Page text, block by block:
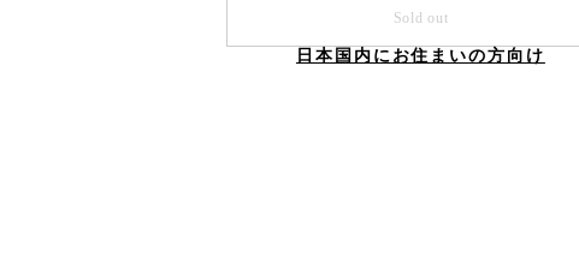
Sold out
日本国内にお住まいの方向け